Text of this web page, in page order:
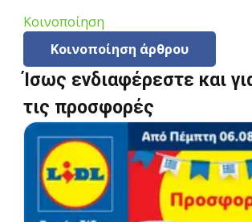
Κοινοποίηση
Κοινοποίηση άρθρου
Ίσως ενδιαφέρεστε και
τις προσφορές